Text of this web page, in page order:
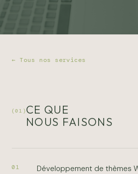
← Tous nos services
(01) CE QUE
NOUS FAISONS
01
Développement de thèmes